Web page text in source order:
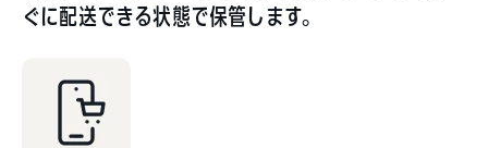
ぐに配送できる状態で保管します。